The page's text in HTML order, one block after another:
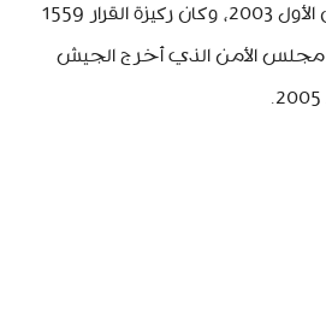
الأميركي في 12 كانون الأول 2003، وكان ركيزة القرار 1559
عام 2004 عن مجلس الأمن الذي أخرج الجيش